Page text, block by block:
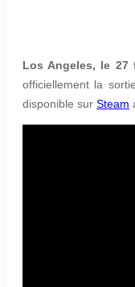
Los Angeles, le 27
officiellement la
disponible sur Steam